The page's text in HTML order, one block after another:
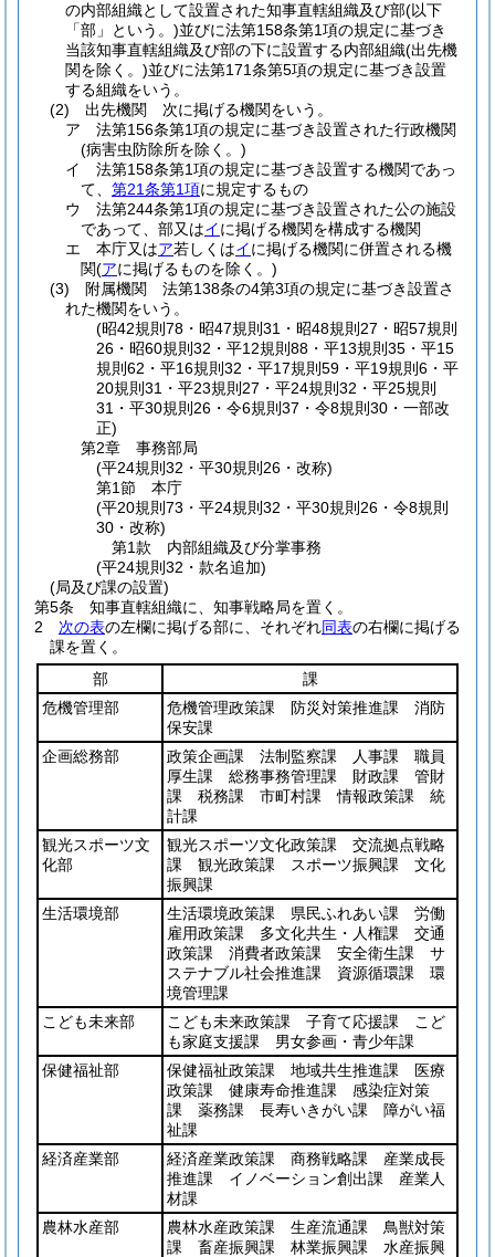
の内部組織として設置された知事直轄組織及び部(以下
「部」という。)並びに法第158条第1項の規定に基づき
当該知事直轄組織及び部の下に設置する内部組織(出先機
関を除く。)並びに法第171条第5項の規定に基づき設置
する組織をいう。
(2)
出先機関 次に掲げる機関をいう。
ア
法第156条第1項の規定に基づき設置された行政機関
(病害虫防除所を除く。)
イ
法第158条第1項の規定に基づき設置する機関であっ
て、 第21条第1項に規定するもの
ウ
法第244条第1項の規定に基づき設置された公の施設
であって、部又はイに掲げる機関を構成する機関
エ
本庁又はア若しくはイに掲げる機関に併置される機
関(アに掲げるものを除く。)
(3)
附属機関 法第138条の4第3項の規定に基づき設置さ
れた機関をいう。
(昭42規則78・昭47規則31・昭48規則27・昭57規則
26・昭60規則32・平12規則88・平13規則35・平15
規則62・平16規則32・平17規則59・平19規則6・平
20規則31・平23規則27・平24規則32・平25規則
31・平30規則26・令6規則37・令8規則30・一部改
正)
第2章
事務部局
(平24規則32・平30規則26・改称)
第1節
本庁
(平20規則73・平24規則32・平30規則26・令8規則
30・改称)
第1款
内部組織及び分掌事務
(平24規則32・款名追加)
(局及び課の設置)
第5条
知事直轄組織に、知事戦略局を置く。
2
次の表の左欄に掲げる部に、それぞれ同表の右欄に掲げる
課を置く。
部
課
危機管理部
危機管理政策課 防災対策推進課 消防
保安課
企画総務部
政策企画課 法制監察課 人事課 職員
厚生課 総務事務管理課 財政課 管財
課 税務課 市町村課 情報政策課 統
計課
観光スポーツ文
化部
観光スポーツ文化政策課 交流拠点戦略
課 観光政策課 スポーツ振興課 文化
振興課
生活環境部
生活環境政策課 県民ふれあい課 労働
雇用政策課 多文化共生・人権課 交通
政策課 消費者政策課 安全衛生課 サ
ステナブル社会推進課 資源循環課 環
境管理課
こども未来部
こども未来政策課 子育て応援課 こど
も家庭支援課 男女参画・青少年課
保健福祉部
保健福祉政策課 地域共生推進課 医療
政策課 健康寿命推進課 感染症対策
課 薬務課 長寿いきがい課 障がい福
祉課
経済産業部
経済産業政策課 商務戦略課 産業成長
推進課 イノベーション創出課 産業人
材課
農林水産部
農林水産政策課 生産流通課 鳥獣対策
課 畜産振興課 林業振興課 水産振興